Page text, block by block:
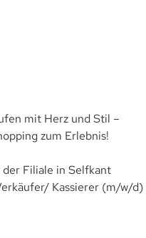
mit Herz und Stil –
zum Erlebnis!
der Filiale in Selfkant
Kassierer (m/w/d)